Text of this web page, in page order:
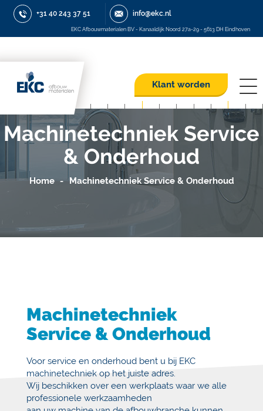
+31 40 243 37 51 info@ekc.nl
EKC Afbouwmaterialen BV - Kanaaldijk Noord 27a-29 - 5613 DH Eindhoven
Klant worden
Machinetechniek Service
& Onderhoud
Home Machinetechniek Service & Onderhoud
Machinetechniek
Service & Onderhoud
Voor service en onderhoud bent u bij EKC
machinetechniek op het juiste adres.
Wij beschikken over een werkplaats waar we alle
professionele werkzaamheden